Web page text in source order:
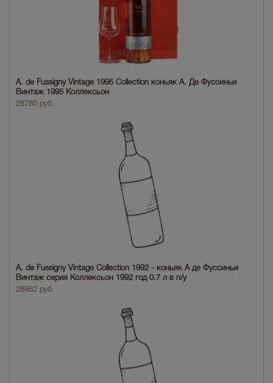
A. de Fussigny Vintage 1995 Collection коньяк А. Де Фуссиньи
Винтаж 1995 Коллексьон
28780 руб.
A. de Fussigny Vintage Collection 1992 - коньяк А де Фуссиньи
Винтаж серия Коллексьон 1992 год 0.7 л в п/у
28982 руб.